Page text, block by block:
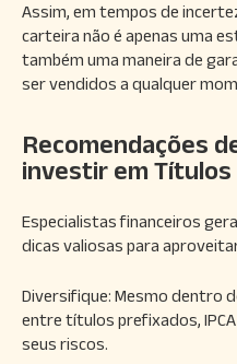
Assim, em tempos de
carteira não é apenas uma
também uma maneira de
ser vendidos a qualquer
Recomendações
investir em Títulos
Especialistas financeiros
dicas valiosas para
Diversifique: Mesmo dentro
entre títulos prefixados,
seus riscos.